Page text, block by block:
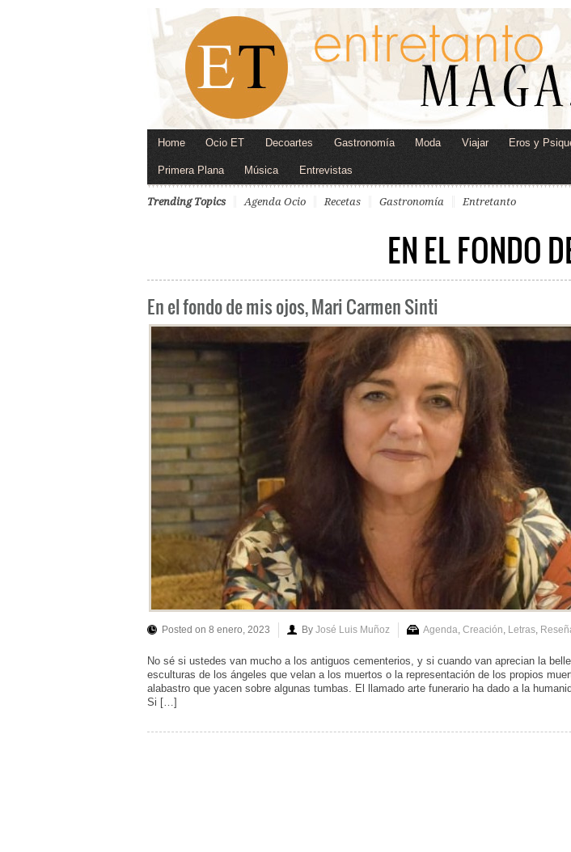
Home Ocio ET Decoartes Gastronomía Moda Viajar Eros y
Primera Plana Música Entrevistas
Trending Topics Agenda Ocio Recetas Gastronomía Entretanto
EN EL FONDO
En el fondo de mis ojos, Mari Carmen Sinti
Posted on 8 enero, 2023 By José Luis Muñoz Agenda Creación Letras
No sé si ustedes van mucho a los antiguos cementerios, y si cuando van aprecian la
esculturas de los ángeles que velan a los muertos o la representación de los propios
alabastro que yacen sobre algunas tumbas. El llamado arte funerario ha dado a la
Si […]